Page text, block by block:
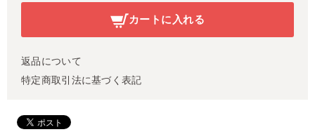
カートに入れる
返品について
特定商取引法に基づく表記